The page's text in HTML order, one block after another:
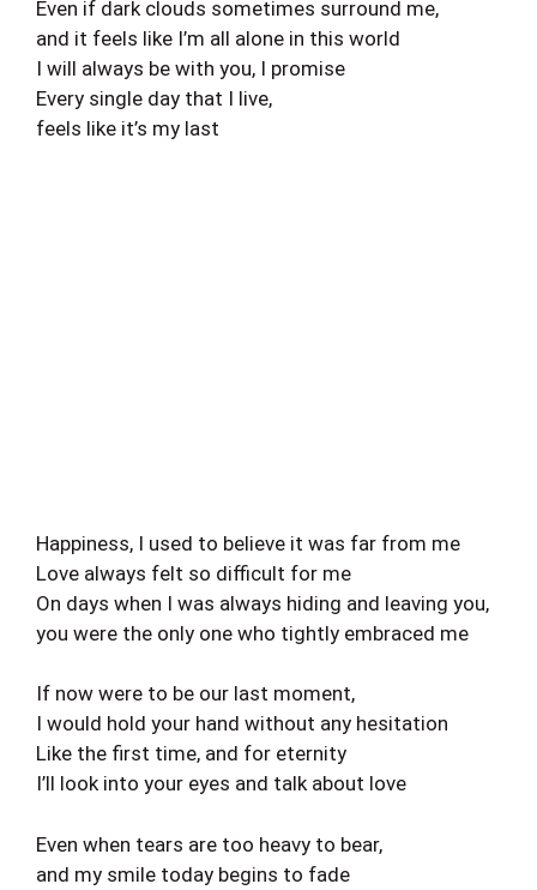
Even if dark clouds sometimes surround me,
and it feels like I’m all alone in this world
I will always be with you, I promise
Every single day that I live,
feels like it’s my last
Happiness, I used to believe it was far from me
Love always felt so difficult for me
On days when I was always hiding and leaving you,
you were the only one who tightly embraced me
If now were to be our last moment,
I would hold your hand without any hesitation
Like the first time, and for eternity
I’ll look into your eyes and talk about love
Even when tears are too heavy to bear,
and my smile today begins to fade